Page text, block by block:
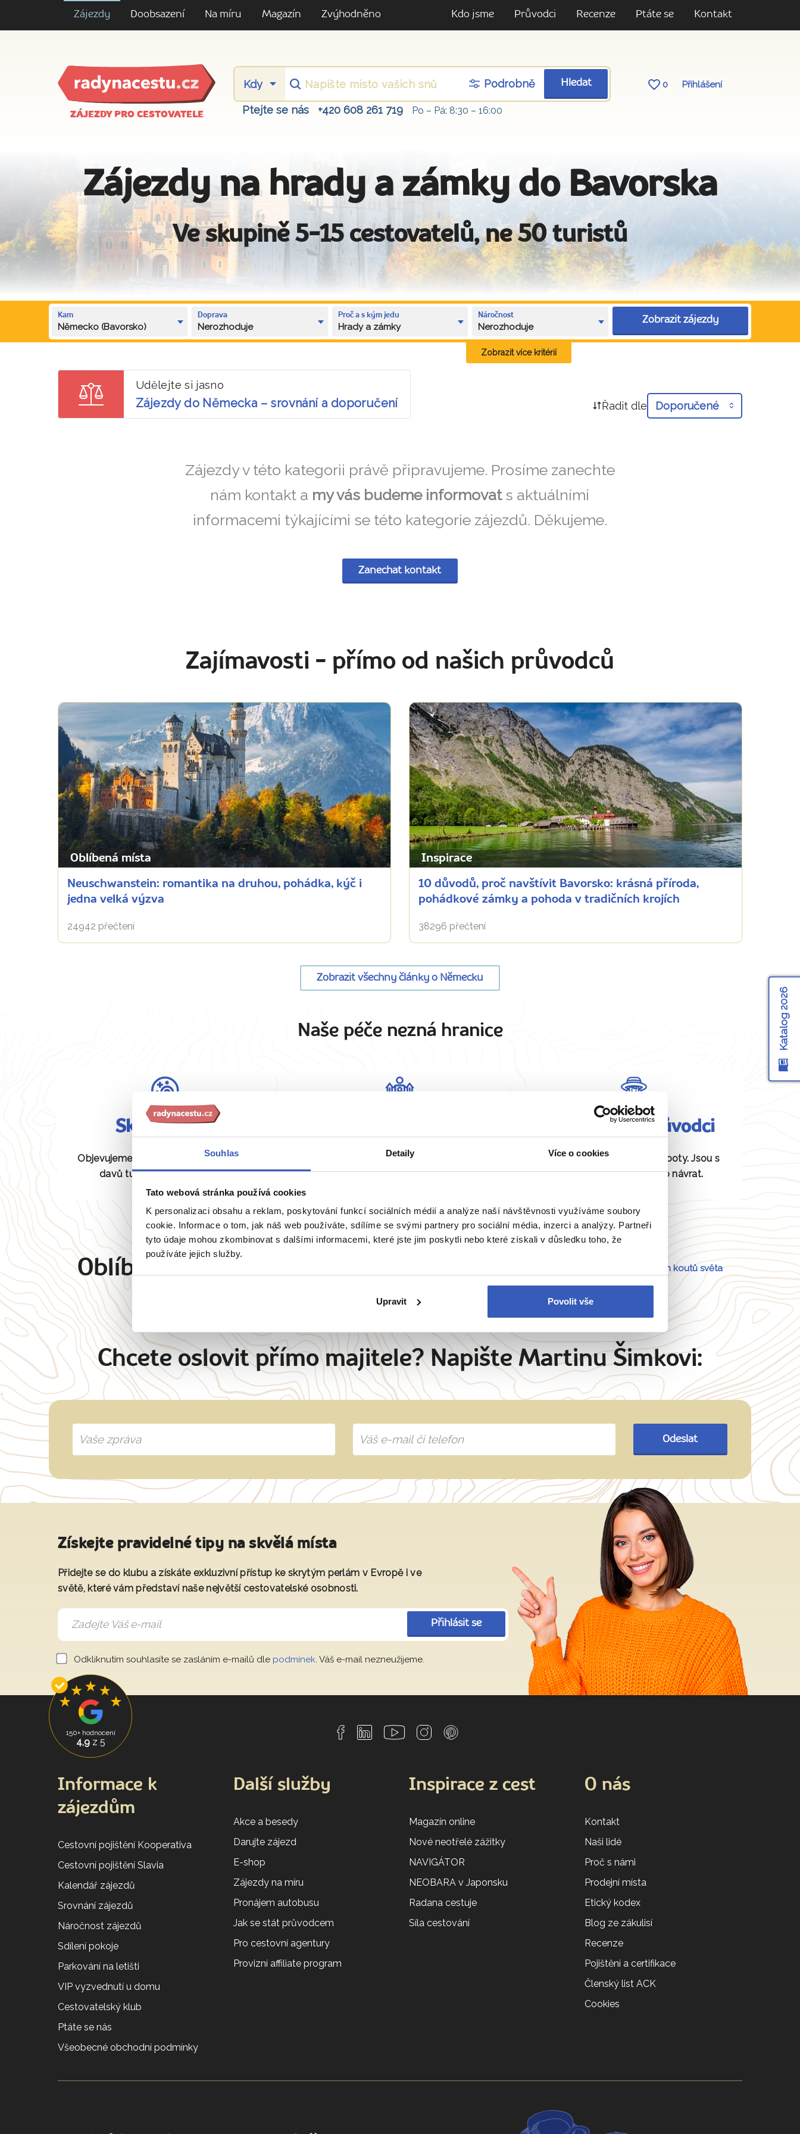
Souhlas Detaily Více o cookies
Tato webová stránka používá cookies
K personalizaci obsahu a reklam, poskytování funkcí sociálních médií a analýze naší návštěvnosti využíváme soubory
cookie. Informace o tom, jak náš web používáte, sdílíme se svými partnery pro sociální média, inzerci a analýzy. Partneři
tyto údaje mohou zkombinovat s dalšími informacemi, které jste jim poskytli nebo které získali v důsledku toho, že
používáte jejich služby.
Upravit Povolit vše
Zájezdy Doobsazení Na míru Magazín Zvýhodněno Kdo jsme Průvodci Recenze Ptáte se Kontakt
ZÁJEZDY PRO CESTOVATELE
Podrobně Hledat 0 Přihlášení
Ptejte se nás +420 608 261 719 Po – Pá: 8:30 – 16:00
Zájezdy na hrady a zámky do Bavorska
Ve skupině 5-15 cestovatelů, ne 50 turistů
Kam
Německo (Bavorsko)
Doprava
Nerozhoduje
Proč a s kým jedu
Hrady a zámky
Náročnost
Nerozhoduje
Zobrazit zájezdy
Zobrazit více kritérií
Udělejte si jasno
Zájezdy do Německa – srovnání a doporučení Řadit dle Doporučené
Zájezdy v této kategorii právě připravujeme. Prosíme zanechte
nám kontakt a my vás budeme informovats aktuálními
informacemi týkajícími se této kategorie zájezdů. Děkujeme.
Zanechat kontakt
Zajímavosti - přímo od našich průvodců
Oblíbená místa
Neuschwanstein: romantika na druhou, pohádka, kýč i
jedna velká výzva
24942 přečtení
Inspirace
10 důvodů, proč navštívit Bavorsko: krásná příroda,
pohádkové zámky a pohoda v tradičních krojích
38296 přečtení
Zobrazit všechny články o Německu
Naše péče nezná hranice
Skryté perly
Objevujeme pro vás unikátní místa bez
davů turistů, která jiní neznají.
Na zájezd bereme maximálně 15 osob
pro dobrou atmosféru.
Fundovaní průvodci
Daná místa znají jako své boty. Jsou s
vámi od odjezdu až po návrat.
Oblíbené cíle 54 dalších koutů světa
Chcete oslovit přímo majitele? Napište Martinu Šimkovi:
Odeslat
Získejte pravidelné tipy na skvělá místa
Přidejte se do klubu a získáte exkluzivní přístup ke skrytým perlám v Evropě i ve
světě, které vám představí naše největší cestovatelské osobnosti.
Přihlásit se
Odkliknutím souhlasíte se zasláním e-mailů dle podmínek. Váš e-mail nezneužijeme.
Katalog 2026
150+ hodnocení
4,9z 5
Informace k
zájezdům
Cestovní pojištění Kooperativa
Cestovní pojištění Slavia
Kalendář zájezdů
Srovnání zájezdů
Náročnost zájezdů
Sdílení pokoje
Parkování na letišti
VIP vyzvednutí u domu
Cestovatelský klub
Ptáte se nás
Všeobecné obchodní podmínky
Další služby
Akce a besedy
Darujte zájezd
E-shop
Zájezdy na míru
Pronájem autobusu
Jak se stát průvodcem
Pro cestovní agentury
Provizní affiliate program
Inspirace z cest
Magazín online
Nové neotřelé zážitky
NAVIGÁTOR
NEOBARA v Japonsku
Radana cestuje
Síla cestování
O nás
Kontakt
Naši lidé
Proč s námi
Prodejní místa
Etický kodex
Blog ze zákulisí
Recenze
Pojištění a certifikace
Členský list ACK
Cookies